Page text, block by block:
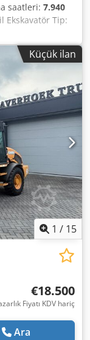
saatleri: 7.940
Ekskavatör Tip:
N211
saati:
kg Taşıma
Dodpfx
Sarı -
duyarız. Tüm
geçirme
Küçük ilan
1 / 15
€18.500
Fiyatı KDV hariç
Ara